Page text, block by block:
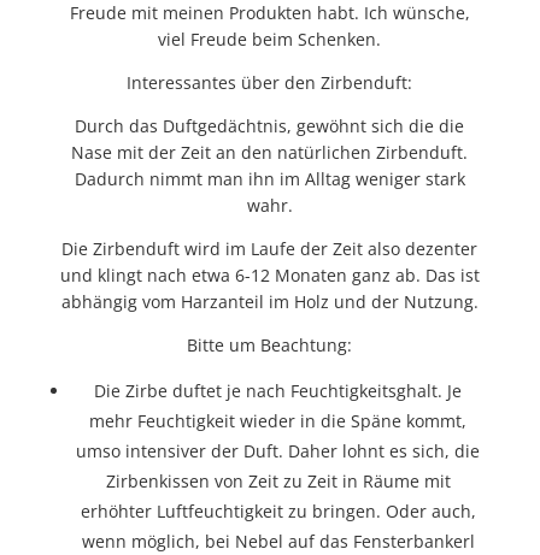
Freude mit meinen Produkten habt. Ich wünsche,
viel Freude beim Schenken.
Interessantes über den Zirbenduft:
Durch das Duftgedächtnis, gewöhnt sich die die
Nase mit der Zeit an den natürlichen Zirbenduft.
Dadurch nimmt man ihn im Alltag weniger stark
wahr.
Die Zirbenduft wird im Laufe der Zeit also dezenter
und klingt nach etwa 6-12 Monaten ganz ab. Das ist
abhängig vom Harzanteil im Holz und der Nutzung.
Bitte um Beachtung:
Die Zirbe duftet je nach Feuchtigkeitsghalt. Je
mehr Feuchtigkeit wieder in die Späne kommt,
umso intensiver der Duft. Daher lohnt es sich, die
Zirbenkissen von Zeit zu Zeit in Räume mit
erhöhter Luftfeuchtigkeit zu bringen. Oder auch,
wenn möglich, bei Nebel auf das Fensterbankerl